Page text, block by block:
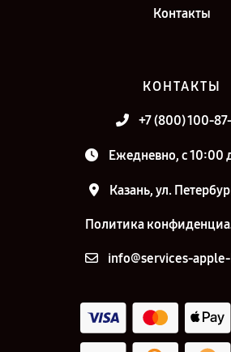
Контакты
КОНТАКТЫ
+7 (800) 100-
Ежедневно, с 10:00
Казань, ул.
Политика
info@services-